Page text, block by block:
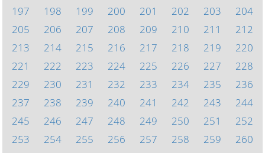
197
198 199 200 201 202 203
204
205
206 207 208 209 210 211
212
213
214 215 216 217 218 219
220
221
222 223 224 225 226 227
228
229
230 231 232 233 234 235
236
237
238 239 240 241 242 243
244
245
246 247 248 249 250 251
252
253
254 255 256 257 258 259
260